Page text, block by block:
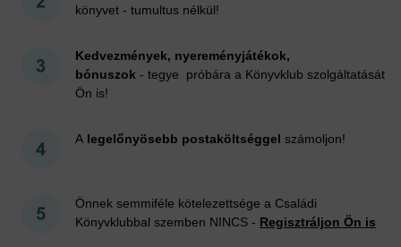
könyvet - tumultus nélkül!
Kedvezmények, nyereményjátékok,
bónuszok - tegye próbára a Könyvklub szolgáltatását
Ön is!
A legelőnyösebb postaköltséggel számoljon!
Önnek semmiféle kötelezettsége a Családi
Könyvklubbal szemben NINCS - Regisztráljon Ön is